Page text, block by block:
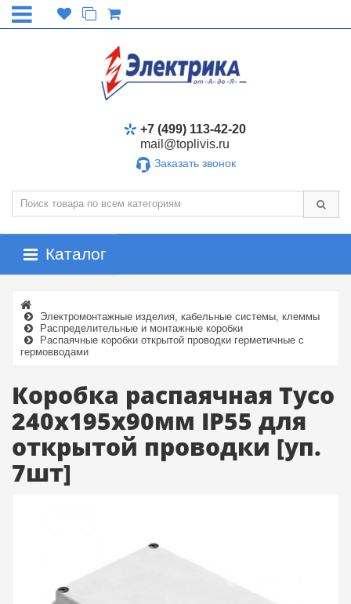
+7 (499) 113-42-20
mail@toplivis.ru
Заказать звонок
Каталог
Электромонтажные изделия, кабельные системы, клеммы
Распределительные и монтажные коробки
Распаячные коробки открытой проводки герметичные с
гермовводами
Коробка распаячная Tyco
240х195х90мм IP55 для
открытой проводки [уп.
7шт]